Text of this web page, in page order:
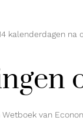
kalenderdagen
van